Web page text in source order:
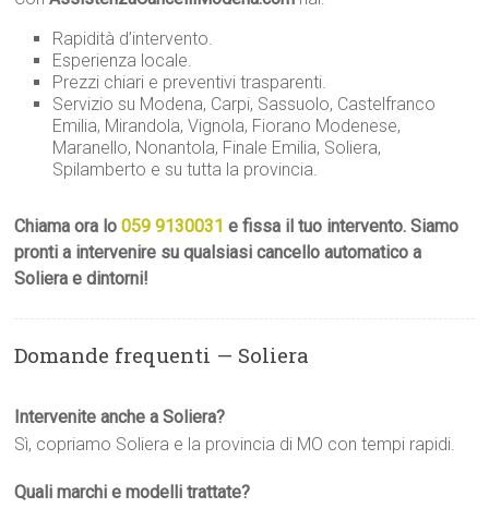
Rapidità d’intervento.
Esperienza locale.
Prezzi chiari e preventivi trasparenti.
Servizio su Modena, Carpi, Sassuolo, Castelfranco
Emilia, Mirandola, Vignola, Fiorano Modenese,
Maranello, Nonantola, Finale Emilia, Soliera,
Spilamberto e su tutta la provincia.
Chiama ora lo059 9130031 e fissa il tuo intervento. Siamo
pronti a intervenire su qualsiasi cancello automatico a
Soliera e dintorni!
Domande frequenti — Soliera
Intervenite anche a Soliera?
Sì, copriamo Soliera e la provincia di MO con tempi rapidi.
Quali marchi e modelli trattate?